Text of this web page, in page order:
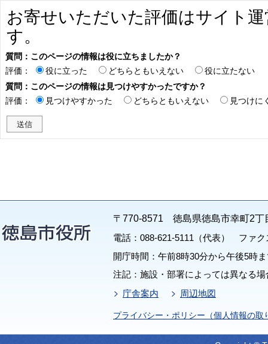
お寄せいただいた評価はサイト
す。
質問：このページの情報は役に立ちましたか？
評価：
役に立った どちらともいえない
役に立たない
質問：このページの情報は見つけやすかったですか？
評価：
見つけやすかった どちらともいえない 見つけに
〒770-8571 徳島県徳島市幸町2丁
電話：088-621-5111（代表） ファク
開庁時間：午前8時30分から午後5時
注記：施設・部署によっては異なる
庁舎案内
周辺地図
プライバシー・ポリシー（個人情報の取